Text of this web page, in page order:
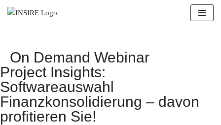
On Demand Webinar
Project Insights:
Softwareauswahl
Finanzkonsolidierung – davon
profitieren Sie!